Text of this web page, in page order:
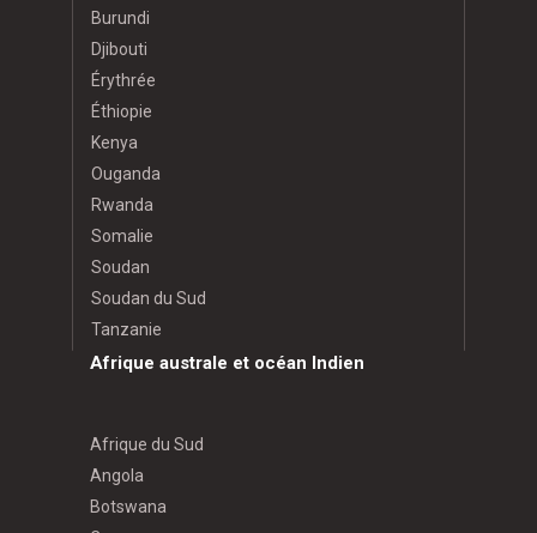
Burundi
Djibouti
Érythrée
Éthiopie
Kenya
Ouganda
Rwanda
Somalie
Soudan
Soudan du Sud
Tanzanie
Afrique australe et océan Indien
Afrique du Sud
Angola
Botswana